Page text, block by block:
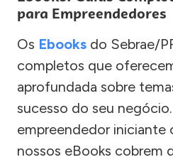
para Empreendedores
Os Ebooks do Sebrae/
completos que
aprofundada sobre
sucesso do seu
empreendedor iniciante
nossos eBooks cobrem